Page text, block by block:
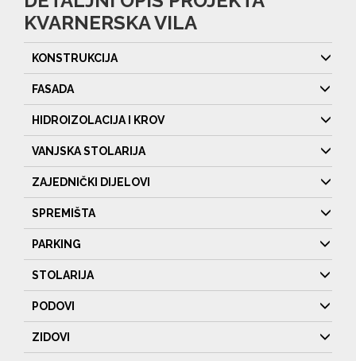
KVARNERSKA VILA
KONSTRUKCIJA
FASADA
HIDROIZOLACIJA I KROV
VANJSKA STOLARIJA
ZAJEDNIČKI DIJELOVI
SPREMIŠTA
PARKING
STOLARIJA
PODOVI
ZIDOVI